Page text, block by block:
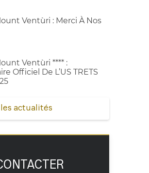
Ventùri : Merci À Nos
Ventùri **** :
Officiel De L’US TRETS
les actualités